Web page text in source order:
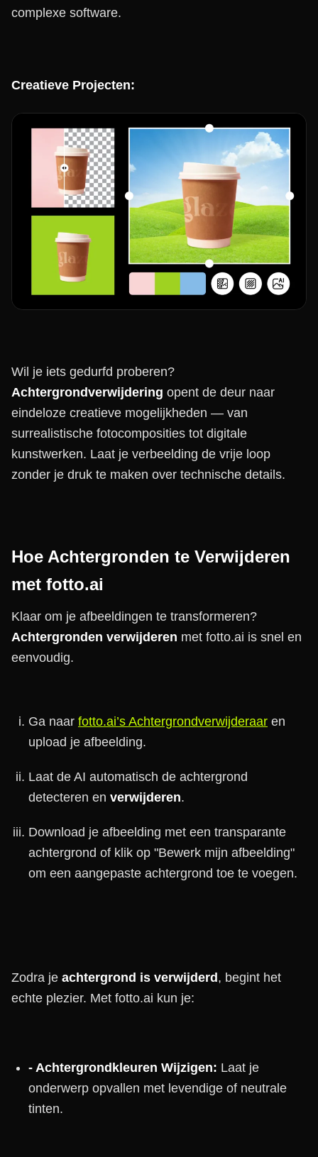
complexe software.
Creatieve Projecten:
Wil je iets gedurfd proberen?
Achtergrondverwijdering opent de deur naar
eindeloze creatieve mogelijkheden — van
surrealistische fotocomposities tot digitale
kunstwerken. Laat je verbeelding de vrije loop
zonder je druk te maken over technische details.
Hoe Achtergronden te Verwijderen
met fotto.ai
Klaar om je afbeeldingen te transformeren?
Achtergronden verwijderen met fotto.ai is snel en
eenvoudig.
Ga naar fotto.ai’s Achtergrondverwijderaar en
upload je afbeelding.
Laat de AI automatisch de achtergrond
detecteren en verwijderen.
Download je afbeelding met een transparante
achtergrond of klik op "Bewerk mijn afbeelding"
om een aangepaste achtergrond toe te voegen.
Zodra je achtergrond is verwijderd , begint het
echte plezier. Met fotto.ai kun je:
- Achtergrondkleuren Wijzigen: Laat je
onderwerp opvallen met levendige of neutrale
tinten.